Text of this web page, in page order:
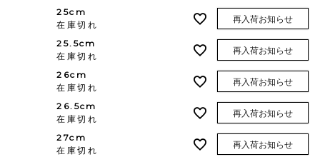
25cm
在庫切れ
再入荷お知らせ
25.5cm
在庫切れ
再入荷お知らせ
26cm
在庫切れ
再入荷お知らせ
26.5cm
在庫切れ
再入荷お知らせ
27cm
在庫切れ
再入荷お知らせ